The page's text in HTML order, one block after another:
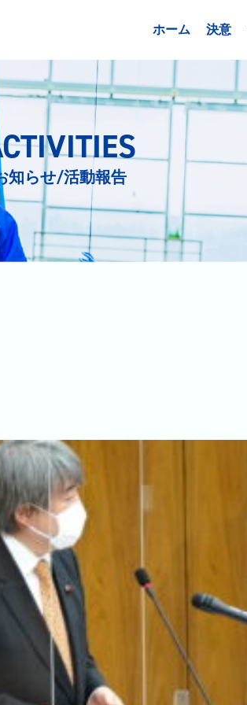
ホーム 決意
知らせ/活動報告